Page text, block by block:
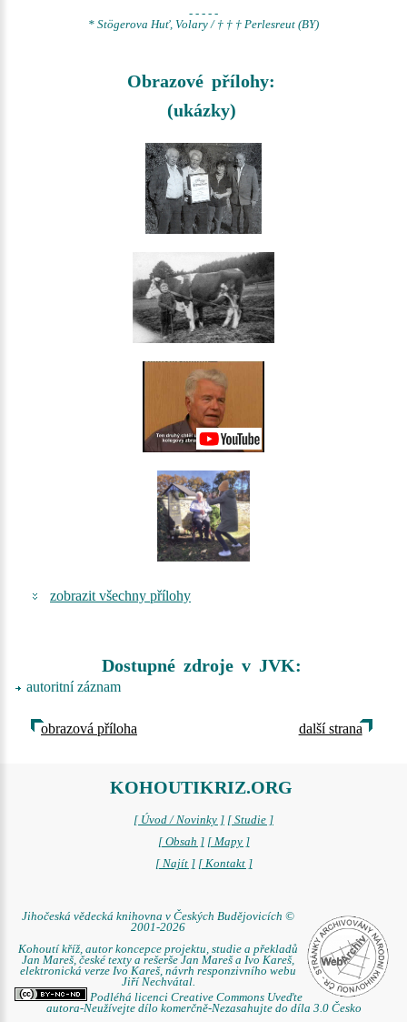
- - - - -
* Stögerova Huť, Volary / † † † Perlesreut (BY)
Obrazové přílohy:
(ukázky)
zobrazit všechny přílohy
Dostupné zdroje v JVK:
autoritní záznam
obrazová příloha další strana
KOHOUTIKRIZ.ORG
[ Úvod / Novinky ] [ Studie ]
[ Obsah ] [ Mapy ]
[ Najít ] [ Kontakt ]
Jihočeská vědecká knihovna v Českých Budějovicích ©
2001-2026
Kohoutí kříž, autor koncepce projektu, studie a překladů
Jan Mareš, české texty a rešerše Jan Mareš a Ivo Kareš,
elektronická verze Ivo Kareš, návrh responzivního webu
Jiří Nechvátal.
Podléhá licenci Creative Commons Uveďte
autora-Neužívejte dílo komerčně-Nezasahujte do díla 3.0 Česko